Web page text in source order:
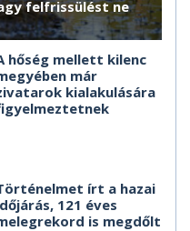
felfrissülést ne
hőség mellett kilenc
már
kialakulására
írt a hazai
121 éves
is megdőlt